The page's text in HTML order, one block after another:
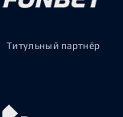
Титульный партнёр